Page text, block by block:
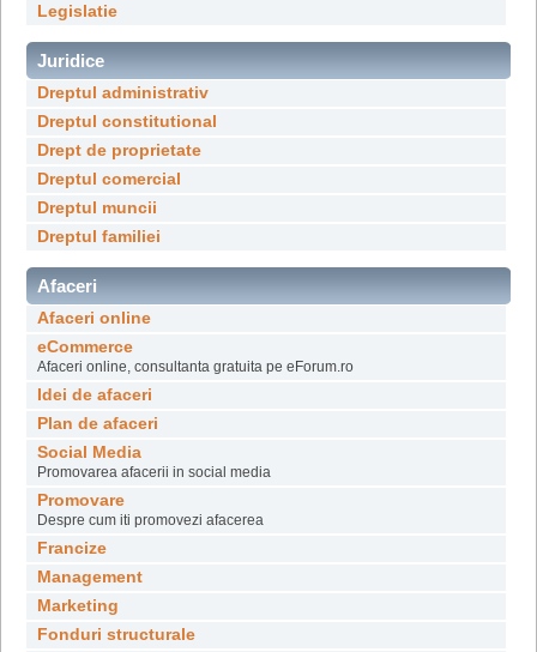
Legislatie
Juridice
Dreptul administrativ
Dreptul constitutional
Drept de proprietate
Dreptul comercial
Dreptul muncii
Dreptul familiei
Afaceri
Afaceri online
eCommerce
Afaceri online, consultanta gratuita pe eForum.ro
Idei de afaceri
Plan de afaceri
Social Media
Promovarea afacerii in social media
Promovare
Despre cum iti promovezi afacerea
Francize
Management
Marketing
Fonduri structurale